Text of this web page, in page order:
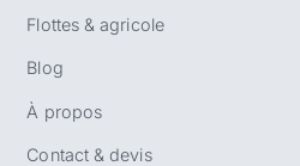
Flottes & agricole
Blog
À propos
Contact & devis